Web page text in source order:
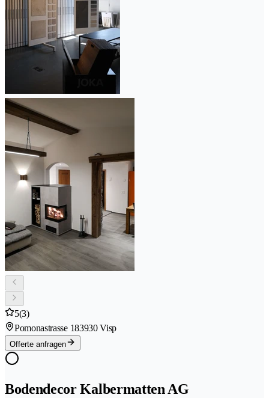
5(3)
Pomonastrasse 183930 Visp
Offerte anfragen
Bodendecor Kalbermatten AG